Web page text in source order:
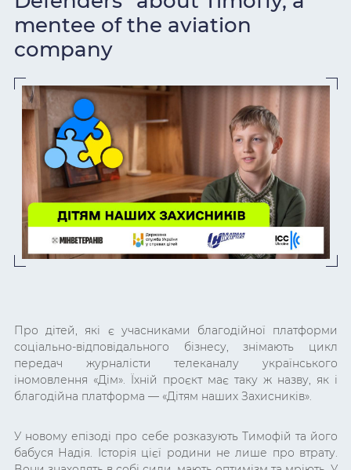
mentee of the aviation
company
Про дітей, які є учасниками благодійної платформи
соціально-відповідального бізнесу, знімають цикл
передач журналісти телеканалу українського
іномовлення «Дім». Їхній проєкт має таку ж назву, як і
благодійна платформа — «Дітям наших Захисників».
У новому епізоді про себе розказують Тимофій та його
бабуся Надія. Історія цієї родини не лише про втрату.